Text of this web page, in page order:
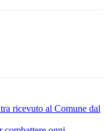
ricevuto al Comune dal